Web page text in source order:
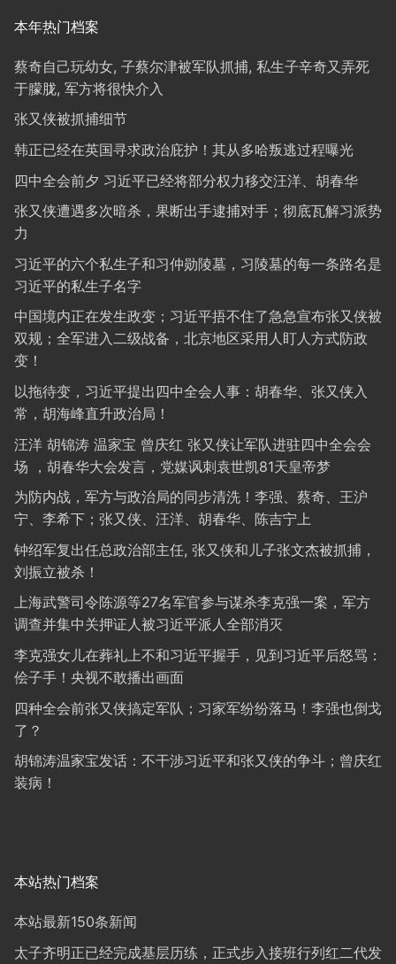
本年热门档案
蔡奇自己玩幼女, 子蔡尔津被军队抓捕, 私生子辛奇又弄死
于朦胧, 军方将很快介入
张又侠被抓捕细节
韩正已经在英国寻求政治庇护！其从多哈叛逃过程曝光
四中全会前夕 习近平已经将部分权力移交汪洋、胡春华
张又侠遭遇多次暗杀，果断出手逮捕对手；彻底瓦解习派势
力
习近平的六个私生子和习仲勋陵墓，习陵墓的每一条路名是
习近平的私生子名字
中国境内正在发生政变；习近平捂不住了急急宣布张又侠被
双规；全军进入二级战备，北京地区采用人盯人方式防政
变！
以拖待变，习近平提出四中全会人事：胡春华、张又侠入
常，胡海峰直升政治局！
汪洋 胡锦涛 温家宝 曾庆红 张又侠让军队进驻四中全会会
场 ，胡春华大会发言，党媒讽刺袁世凯81天皇帝梦
为防内战，军方与政治局的同步清洗！李强、蔡奇、王沪
宁、李希下；张又侠、汪洋、胡春华、陈吉宁上
钟绍军复出任总政治部主任, 张又侠和儿子张文杰被抓捕，
刘振立被杀！
上海武警司令陈源等27名军官参与谋杀李克强一案，军方
调查并集中关押证人被习近平派人全部消灭
李克强女儿在葬礼上不和习近平握手，见到习近平后怒骂：
侩子手！央视不敢播出画面
四种全会前张又侠搞定军队；习家军纷纷落马！李强也倒戈
了？
胡锦涛温家宝发话：不干涉习近平和张又侠的争斗；曾庆红
装病！
本站热门档案
本站最新150条新闻
太子齐明正已经完成基层历练，正式步入接班行列红二代发